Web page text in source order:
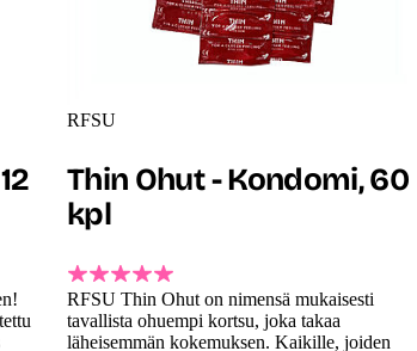
RFSU
Thin Ohut - Kondomi, 60
kpl
RFSU Thin Ohut on nimensä mukaisesti
tavallista ohuempi kortsu, joka takaa
läheisemmän kokemuksen. Kaikille, joiden